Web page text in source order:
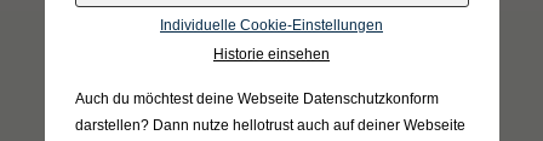
Individuelle Cookie-Einstellungen
Historie einsehen
Auch du möchtest deine Webseite Datenschutzkonform
darstellen? Dann nutze hellotrust auch auf deiner Webseite